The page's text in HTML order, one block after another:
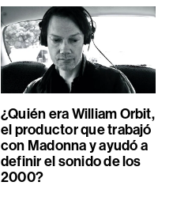
¿Quién era William Orbit,
el productor que trabajó
con Madonna y ayudó a
definir el sonido de los
2000?